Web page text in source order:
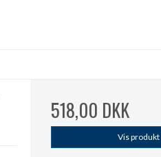
518,00 DKK
Vis produkt